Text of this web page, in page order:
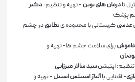
تادرمان های نوین -تهیه و تنظیم: دکتر
پزشک
عدسی کریستالی با محدوده یتطابقدر چشم
برای سلامت چشم ها-تهیه و
اپتیشنسید سالار میرزایی
- آشنایی باآلیاژ استنلس استیل -تهیه و